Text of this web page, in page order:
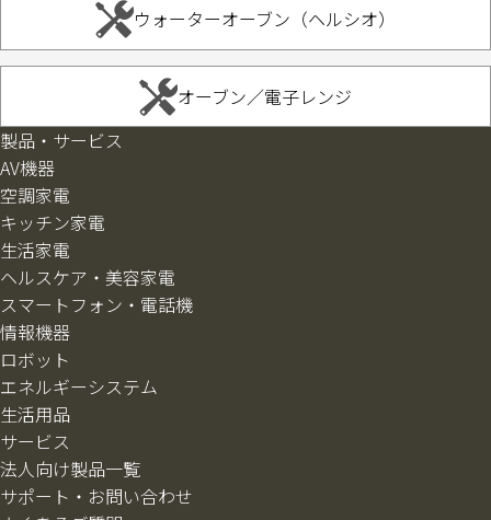
ウォーターオーブン（ヘルシオ）
オーブン／電子レンジ
製品・サービス
AV機器
空調家電
キッチン家電
生活家電
ヘルスケア・美容家電
スマートフォン・電話機
情報機器
ロボット
エネルギーシステム
生活用品
サービス
法人向け製品一覧
サポート・お問い合わせ